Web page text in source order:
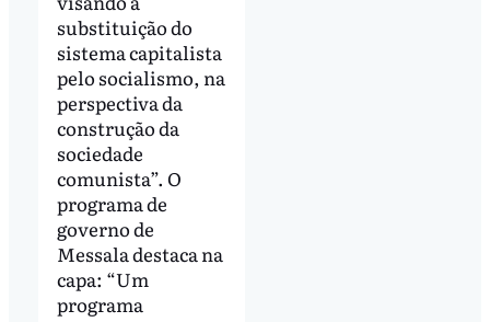
substituição do
sistema capitalista
pelo socialismo, na
perspectiva da
construção da
sociedade
comunista”. O
programa de
governo de
Messala destaca na
capa: “Um
programa